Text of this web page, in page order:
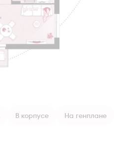
В корпусе На генплане